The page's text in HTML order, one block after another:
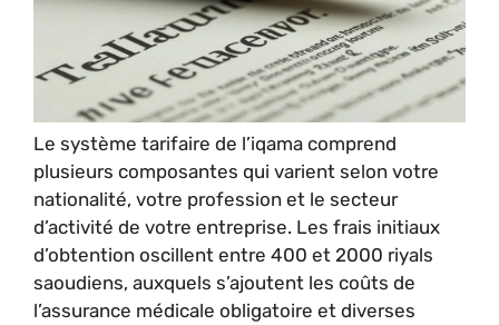
Le système tarifaire de l’iqama comprend
plusieurs composantes qui varient selon votre
nationalité, votre profession et le secteur
d’activité de votre entreprise. Les frais initiaux
d’obtention oscillent entre 400 et 2000 riyals
saoudiens, auxquels s’ajoutent les coûts de
l’assurance médicale obligatoire et diverses